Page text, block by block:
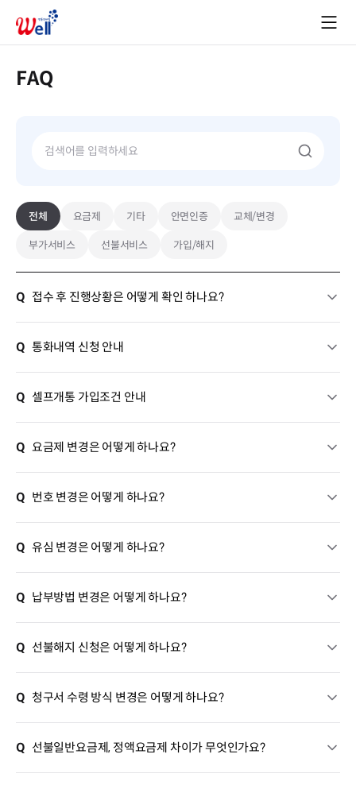
FAQ
전체 요금제 기타 안면인증 교체/변경
부가서비스 선불서비스 가입/해지
Q 접수 후 진행상황은 어떻게 확인 하나요?
Q 통화내역 신청 안내
Q 셀프개통 가입조건 안내
Q 요금제 변경은 어떻게 하나요?
Q 번호 변경은 어떻게 하나요?
Q 유심 변경은 어떻게 하나요?
Q 납부방법 변경은 어떻게 하나요?
Q 선불해지 신청은 어떻게 하나요?
Q 청구서 수령 방식 변경은 어떻게 하나요?
Q 선불일반요금제, 정액요금제 차이가 무엇인가요?